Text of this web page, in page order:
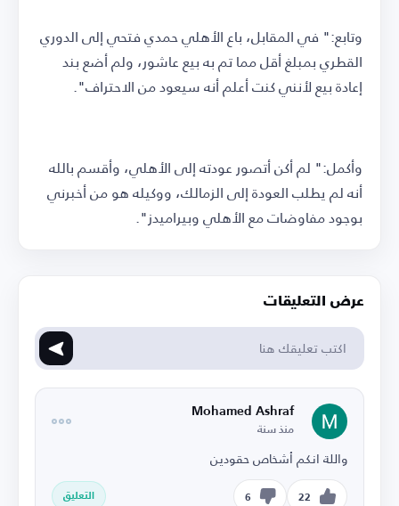
وتابع:" في المقابل، باع الأهلي حمدي فتحي إلى الدوري
القطري بمبلغ أقل مما تم به بيع عاشور، ولم أضع بند
إعادة بيع لأنني كنت أعلم أنه سيعود من الاحتراف".
وأكمل:" لم أكن أتصور عودته إلى الأهلي، وأقسم بالله
أنه لم يطلب العودة إلى الزمالك، ووكيله هو من أخبرني
بوجود مفاوضات مع الأهلي وبيراميدز".
عرض التعليقات
Mohamed Ashraf
منذ سنة
واللة انكم أشخاص حقودين
22
6 التعليق